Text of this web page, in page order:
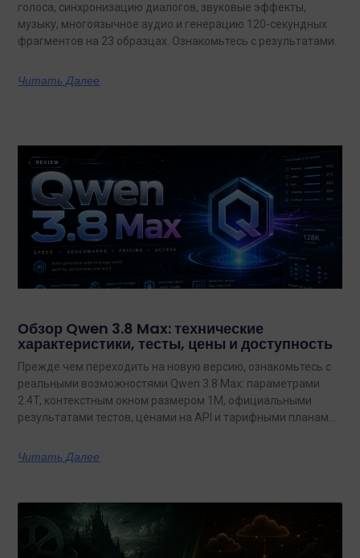
голоса, синхронизацию диалогов, звуковые эффекты,
музыку, многоязычное аудио и генерацию 120-секундных
фрагментов на 23 образцах. Ознакомьтесь с результатами.
Читать Далее
Обзор Qwen 3.8 Max: технические
характеристики, тесты, цены и доступность
Прежде чем переходить на новую версию, ознакомьтесь с
реальными возможностями Qwen 3.8 Max: параметрами
2.4T, контекстным окном размером 1M, официальными
результатами тестов, ценами на API и тарифными планами
Читать Далее